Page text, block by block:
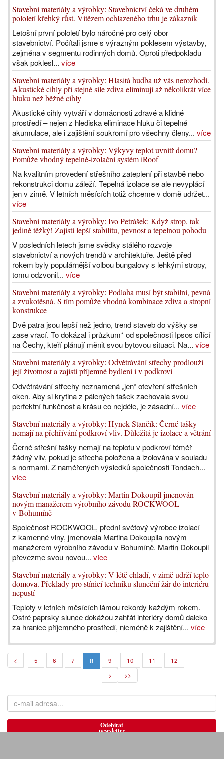
Stavební materiály a výrobky: Stavebnictví čeká ve druhém
pololetí křehký růst. Vítězem ochlazeného trhu je zákazník
Letošní první pololetí bylo náročné pro celý obor
stavebnictví. Počítali jsme s výrazným poklesem výstavby,
zejména v segmentu rodinných domů. Oproti předpokladu
však poklesl... více
Stavební materiály a výrobky: Hlasitá hudba už vás nerozhodí.
Akustické cihly při stejné síle zdiva eliminují až několikrát více
hluku než běžné cihly
Akustické cihly vytváří v domácnosti zdravé a klidné
prostředí – nejen z hlediska eliminace hluku či tepelné
akumulace, ale i zajištění soukromí pro všechny členy... více
Stavební materiály a výrobky: Výkyvy teplot uvnitř domu?
Pomůže vhodný tepelně-izolační systém iRoof
Na kvalitním provedení střešního zateplení při stavbě nebo
rekonstrukci domu záleží. Tepelná izolace se ale nevyplácí
jen v zimě. V letních měsících totiž chceme v domě udržet...
více
Stavební materiály a výrobky: Ivo Petrášek: Když strop, tak
jedině těžký! Zajistí lepší stabilitu, pevnost a tepelnou pohodu
V posledních letech jsme svědky stálého rozvoje
stavebnictví a nových trendů v architektuře. Ještě před
rokem byly populárnější volbou bungalovy s lehkými stropy,
tomu odzvonil... více
Stavební materiály a výrobky: Podlaha musí být stabilní, pevná
a zvukotěsná. S tím pomůže vhodná kombinace zdiva a stropní
konstrukce
Dvě patra jsou lepší než jedno, trend staveb do výšky se
zase vrací. To dokázal i průzkum* od společnosti Ipsos cílící
na Čechy, kteří plánují měnit svou bytovou situaci. Na... více
Stavební materiály a výrobky: Odvětrávání střechy prodlouží
její životnost a zajistí příjemné bydlení i v podkroví
Odvětrávání střechy neznamená „jen“ otevření střešních
oken. Aby si krytina z pálených tašek zachovala svou
perfektní funkčnost a krásu co nejdéle, je zásadní... více
Stavební materiály a výrobky: Hynek Stančík: Černé tašky
nemají na přehřívání podkroví vliv. Důležitá je izolace a větrání
Černé střešní tašky nemají na teplotu v podkroví téměř
žádný vliv, pokud je střecha položena a izolována v souladu
s normami. Z naměřených výsledků společnosti Tondach...
více
Stavební materiály a výrobky: Martin Dokoupil jmenován
novým manažerem výrobního závodu ROCKWOOL
v Bohumíně
Společnost ROCKWOOL, přední světový výrobce izolací
z kamenné vlny, jmenovala Martina Dokoupila novým
manažerem výrobního závodu v Bohumíně. Martin Dokoupil
převezme svou novou... více
Stavební materiály a výrobky: V létě chladí, v zimě udrží teplo
domova. Překlady pro stínicí techniku sluneční žár do interiéru
nepustí
Teploty v letních měsících lámou rekordy každým rokem.
Ostré paprsky slunce dokážou zahřát interiéry domů daleko
za hranice příjemného prostředí, nicméně k zajištění... více
< 5 6 7 8 9 10 11
12
>
>>
Odebírat
newsletter